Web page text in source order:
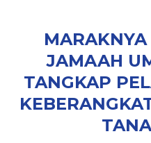
JAMAAH
TANGKAP